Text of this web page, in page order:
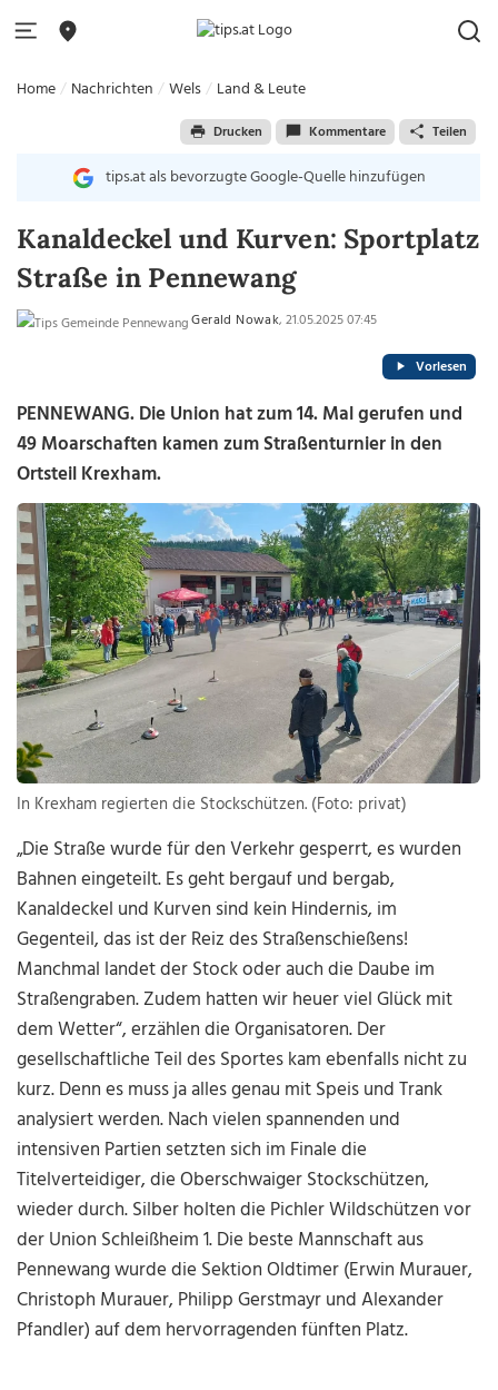
Home Nachrichten Wels Land & Leute
Drucken Kommentare Teilen
tips.at als bevorzugte Google-Quelle hinzufügen
Kanaldeckel und Kurven: Sportplatz
Straße in Pennewang
Gerald Nowak, 21.05.2025 07:45
Vorlesen
PENNEWANG. Die Union hat zum 14. Mal gerufen und
49 Moarschaften kamen zum Straßenturnier in den
Ortsteil Krexham.
In Krexham regierten die Stockschützen. (Foto: privat)
„Die Straße wurde für den Verkehr gesperrt, es wurden
Bahnen eingeteilt. Es geht bergauf und bergab,
Kanaldeckel und Kurven sind kein Hindernis, im
Gegenteil, das ist der Reiz des Straßenschießens!
Manchmal landet der Stock oder auch die Daube im
Straßengraben. Zudem hatten wir heuer viel Glück mit
dem Wetter“, erzählen die Organisatoren. Der
gesellschaftliche Teil des Sportes kam ebenfalls nicht zu
kurz. Denn es muss ja alles genau mit Speis und Trank
analysiert werden. Nach vielen spannenden und
intensiven Partien setzten sich im Finale die
Titelverteidiger, die Oberschwaiger Stockschützen,
wieder durch. Silber holten die Pichler Wildschützen vor
der Union Schleißheim 1. Die beste Mannschaft aus
Pennewang wurde die Sektion Oldtimer (Erwin Murauer,
Christoph Murauer, Philipp Gerstmayr und Alexander
Pfandler) auf dem hervorragenden fünften Platz.